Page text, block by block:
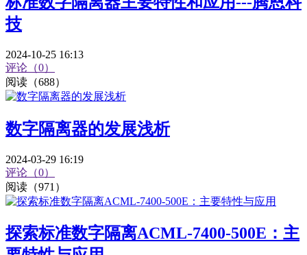
技
2024-10-25 16:13
评论（0）
阅读（688）
数字隔离器的发展浅析
2024-03-29 16:19
评论（0）
阅读（971）
探索标准数字隔离ACML-7400-500E：主